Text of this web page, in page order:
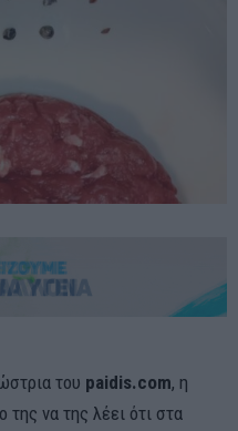
του paidis.com, η
της να της λέει ότι στα